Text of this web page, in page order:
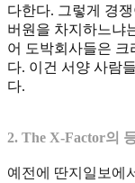
다한다. 그렇게 경
버원을 차지하느냐
어 도박회사들은 크
다. 이건 서양 사람
다.
2. The X-Factor의
예전에 딴지일보에